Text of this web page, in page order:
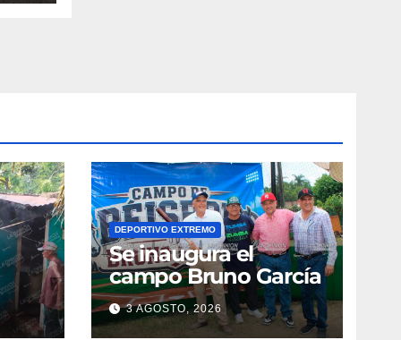
DEPORTIVO EXTREMO
Se inaugura el
campo Bruno García
3 AGOSTO, 2026